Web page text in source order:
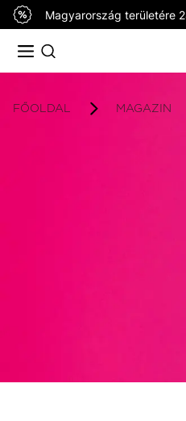
Magyarország területére
FŐOLDAL MAGAZIN